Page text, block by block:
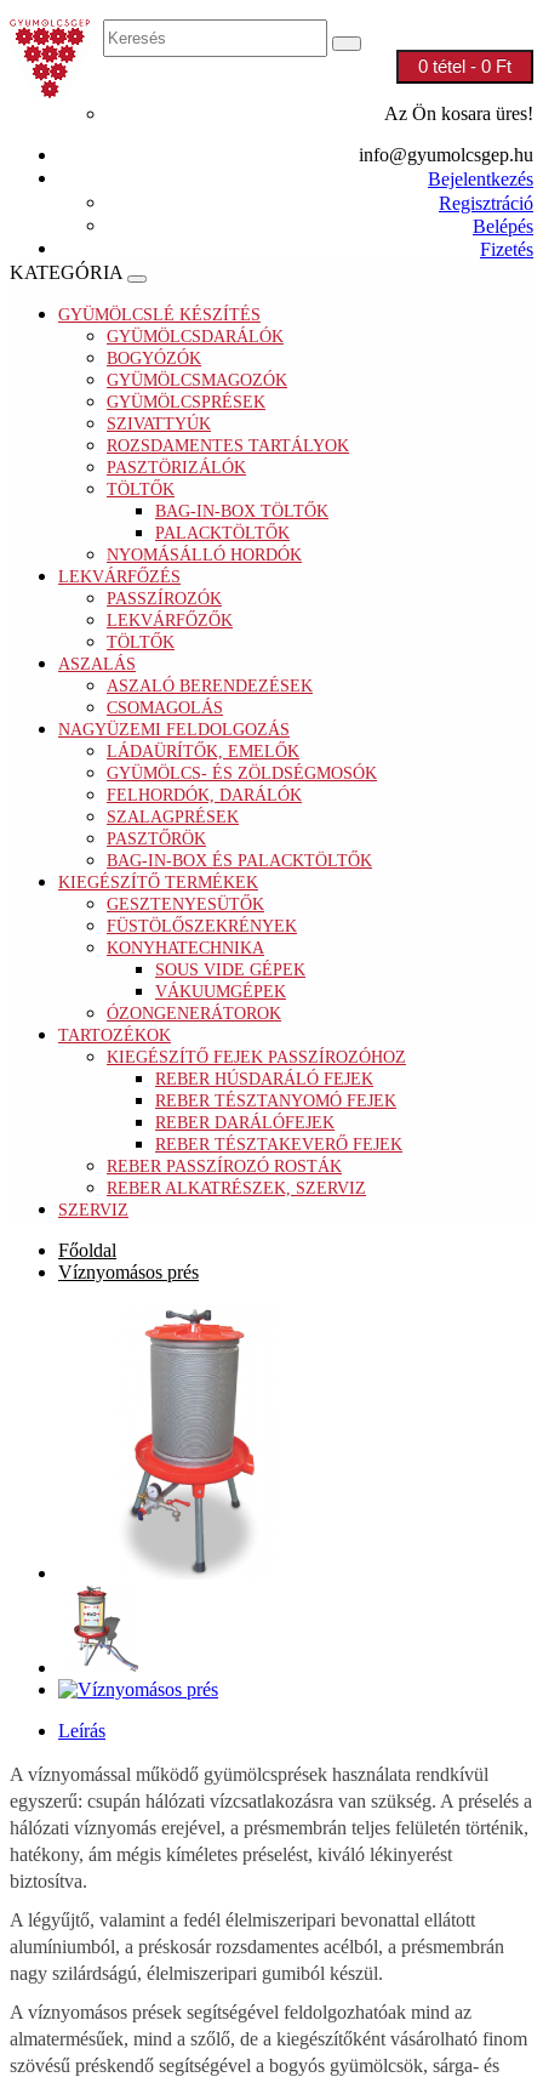
0 tétel - 0 Ft
Az Ön kosara üres!
info@gyumolcsgep.hu
Bejelentkezés
Regisztráció
Belépés
Fizetés
KATEGÓRIA
GYÜMÖLCSLÉ KÉSZÍTÉS
GYÜMÖLCSDARÁLÓK
BOGYÓZÓK
GYÜMÖLCSMAGOZÓK
GYÜMÖLCSPRÉSEK
SZIVATTYÚK
ROZSDAMENTES TARTÁLYOK
PASZTÖRIZÁLÓK
TÖLTŐK
BAG-IN-BOX TÖLTŐK
PALACKTÖLTŐK
NYOMÁSÁLLÓ HORDÓK
LEKVÁRFŐZÉS
PASSZÍROZÓK
LEKVÁRFŐZŐK
TÖLTŐK
ASZALÁS
ASZALÓ BERENDEZÉSEK
CSOMAGOLÁS
NAGYÜZEMI FELDOLGOZÁS
LÁDAÜRÍTŐK, EMELŐK
GYÜMÖLCS- ÉS ZÖLDSÉGMOSÓK
FELHORDÓK, DARÁLÓK
SZALAGPRÉSEK
PASZTŐRÖK
BAG-IN-BOX ÉS PALACKTÖLTŐK
KIEGÉSZÍTŐ TERMÉKEK
GESZTENYESÜTŐK
FÜSTÖLŐSZEKRÉNYEK
KONYHATECHNIKA
SOUS VIDE GÉPEK
VÁKUUMGÉPEK
ÓZONGENERÁTOROK
TARTOZÉKOK
KIEGÉSZÍTŐ FEJEK PASSZÍROZÓHOZ
REBER HÚSDARÁLÓ FEJEK
REBER TÉSZTANYOMÓ FEJEK
REBER DARÁLÓFEJEK
REBER TÉSZTAKEVERŐ FEJEK
REBER PASSZÍROZÓ ROSTÁK
REBER ALKATRÉSZEK, SZERVIZ
SZERVIZ
Főoldal
Víznyomásos prés
Leírás
A víznyomással működő gyümölcsprések használata rendkívül
egyszerű: csupán hálózati vízcsatlakozásra van szükség. A préselés a
hálózati víznyomás erejével, a présmembrán teljes felületén történik,
hatékony, ám mégis kíméletes préselést, kiváló lékinyerést
biztosítva.
A légyűjtő, valamint a fedél élelmiszeripari bevonattal ellátott
alumíniumból, a préskosár rozsdamentes acélból, a présmembrán
nagy szilárdságú, élelmiszeripari gumiból készül.
A víznyomásos prések segítségével feldolgozhatóak mind az
almatermésűek, mind a szőlő, de a kiegészítőként vásárolható finom
szövésű préskendő segítségével a bogyós gyümölcsök, sárga- és